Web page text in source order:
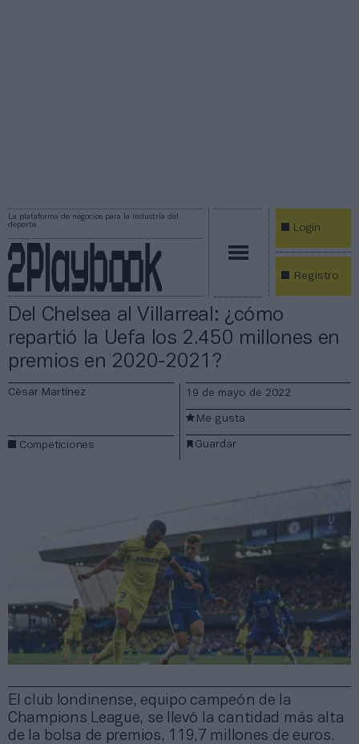
La plataforma de negocios para la industria del
deporte
Login
Registro
Del Chelsea al Villarreal: ¿cómo
repartió la Uefa los 2.450 millones en
premios en 2020-2021?
El club londinense, equipo campeón de la
Champions League, se llevó la cantidad más alta
de la bolsa de premios, 119,7 millones de euros.
Cèsar Martínez
Competiciones
19 de mayo de 2022
Guardar
Me gusta